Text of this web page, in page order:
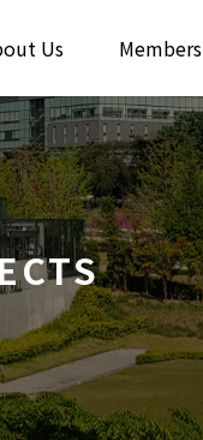
Us Members